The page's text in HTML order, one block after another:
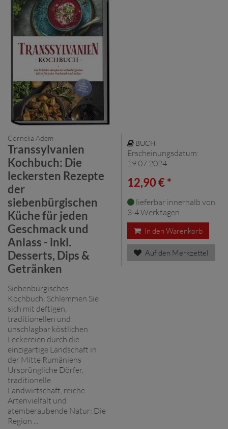
Cornelia Adem
Transsylvanien
Kochbuch: Die
leckersten Rezepte
der
siebenbürgischen
Küche für jeden
Geschmack und
Anlass - inkl.
Desserts, Dips &
Getränken
Siebenbürgisches
Kochbuch: Schlemmen Sie
sich mit deftigen,
traditionellen und
unschlagbar köstlichen
Leckereien durch die
einzigartige Landschaft in
der Mitte Rumäniens
Ursprüngliche Dörfer,
traditionelle
Landwirtschaft, reiche
Artenvielfalt und
atemberaubende Natur: Die
Region ...
BUCH
Erscheinungsdatum:
19.07.2024
12,90 € *
lieferbar innerhalb von
3-4 Werktagen
In den Warenkorb
Auf den Merkzettel